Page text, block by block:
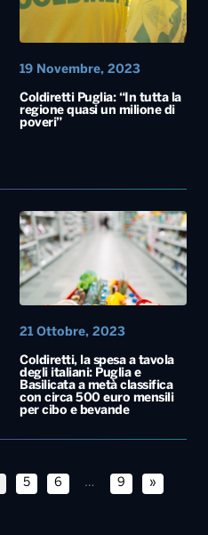
Coldiretti Puglia: “In tutta la
regione quasi un milione di
poveri”
19 Novembre, 2023
Coldiretti, la spesa a tavola
degli italiani: Puglia e
Basilicata a metà classifica
con circa 500 euro mensili
per cibo e bevande
21 Ottobre, 2023
5 6 … 9 »